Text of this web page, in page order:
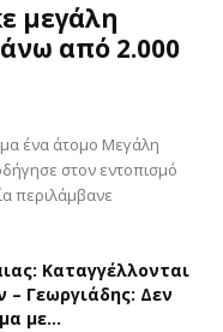
μεγάλη
από 2.000
ένα άτομο Μεγάλη
στον εντοπισμό
περιλάμβανε
Καταγγέλλονται
– Γεωργιάδης: Δεν
με...